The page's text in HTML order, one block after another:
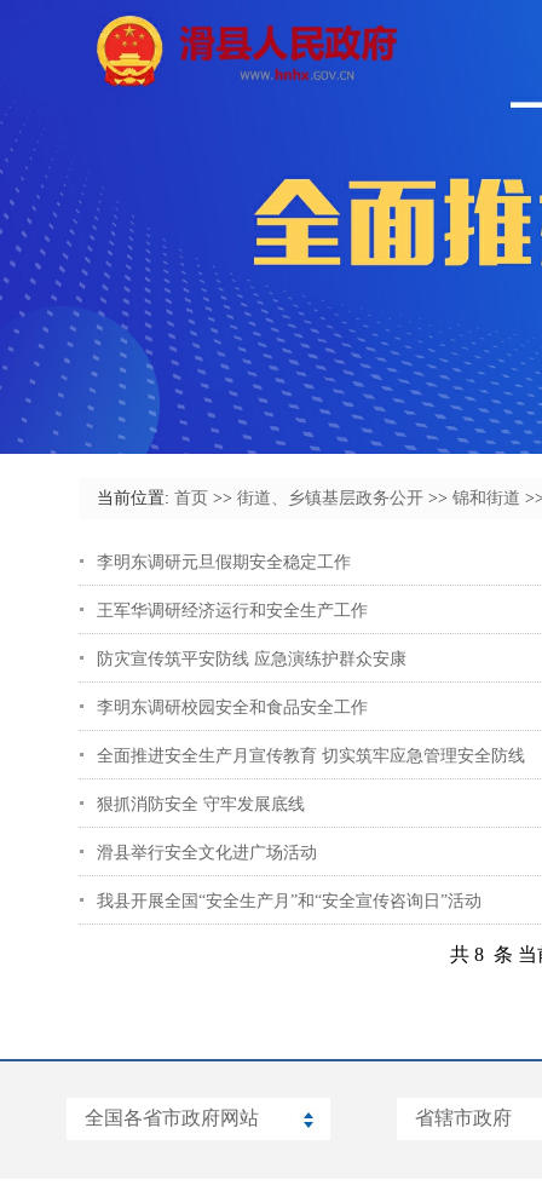
当前位置: 首页 >> 街道、乡镇基层政务公开 >> 锦和街道
李明东调研元旦假期安全稳定工作
王军华调研经济运行和安全生产工作
防灾宣传筑平安防线 应急演练护群众安康
李明东调研校园安全和食品安全工作
全面推进安全生产月宣传教育 切实筑牢应急管理安全防线
狠抓消防安全 守牢发展底线
滑县举行安全文化进广场活动
​我县开展全国“安全生产月”和“安全宣传咨询日”活动
共 8 条